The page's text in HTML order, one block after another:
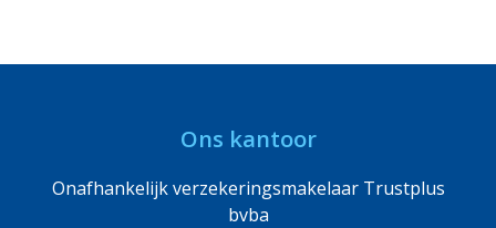
Ons kantoor
Onafhankelijk verzekeringsmakelaar Trustplus
bvba